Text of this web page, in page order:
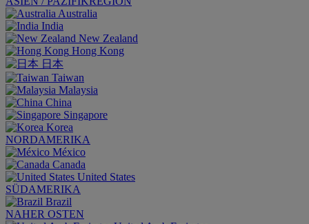
Australia
India
New Zealand
Hong Kong
日本
Taiwan
Malaysia
China
Singapore
Korea
NORDAMERIKA
México
Canada
United States
SÜDAMERIKA
Brazil
NAHER OSTEN